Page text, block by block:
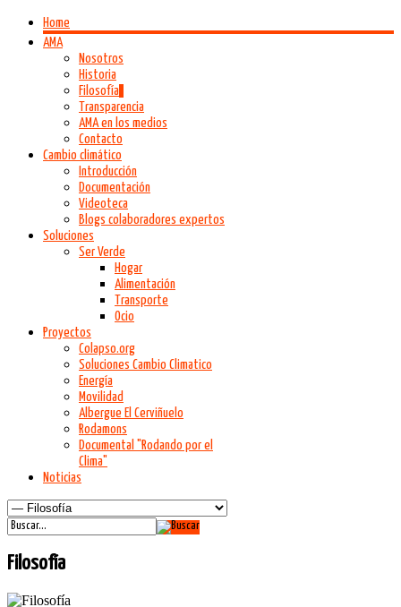
Home
AMA
Nosotros
Historia
Filosofía
Transparencia
AMA en los medios
Contacto
Cambio climático
Introducción
Documentación
Videoteca
Blogs colaboradores expertos
Soluciones
Ser Verde
Hogar
Alimentación
Transporte
Ocio
Proyectos
Colapso.org
Soluciones Cambio Climatico
Energía
Movilidad
Albergue El Cerviñuelo
Rodamons
Documental "Rodando por el
Clima"
Noticias
Filosofía